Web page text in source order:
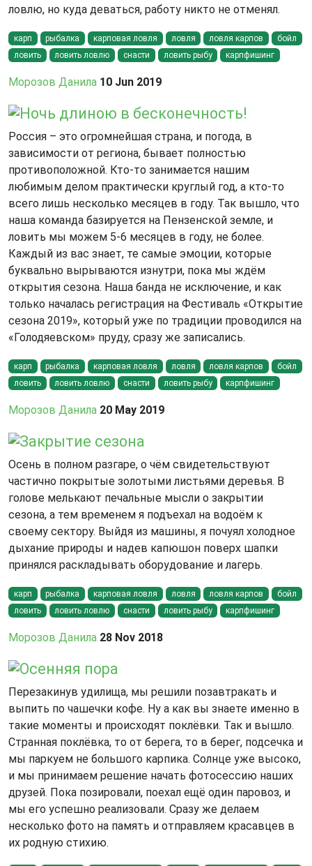
ловлю, но куда деваться, работу никто не отменял.
карп рыбалка карповая ловля ловля ловля карпов
бойл
ловить
ловить ловлю снасти ловить рыбу карпфишинг
Морозов Данила 10 Jun 2019
Ночь длиною в бесконечность!
Россия – это огромнейшая страна, и погода, в
зависимости от региона, бывает полностью
противоположной. Кто-то занимается нашим
любимым делом практически круглый год, а кто-то
всего лишь несколько месяцев в году. Так вышло, что
наша команда базируется на Пензенской земле, и
ловить мы можем 5-6 месяцев в году, не более.
Каждый из вас знает, те самые эмоции, которые
буквально вырываются изнутри, пока мы ждём
открытия сезона. Наша банда не исключение, и как
только началась регистрация на Фестиваль «Открытие
сезона 2019», который уже по традиции проводился на
«Голодяевском» пруду, сразу же записались.
карп рыбалка карповая ловля ловля ловля карпов
бойл
ловить
ловить ловлю снасти ловить рыбу карпфишинг
Морозов Данила 20 May 2019
Закрытие сезона
Осень в полном разгаре, о чём свидетельствуют
частично покрытые золотыми листьями деревья. В
голове мелькают печальные мысли о закрытии
сезона, а тем временем я подъехал на водоём к
своему сектору. Выйдя из машины, я почуял холодное
дыхание природы и надев капюшон поверх шапки
принялся раскладывать оборудование и лагерь.
карп рыбалка карповая ловля ловля ловля карпов
бойл
ловить
ловить ловлю снасти ловить рыбу карпфишинг
Морозов Данила 28 Nov 2018
Осенняя пора
Перезакинув удилища, мы решили позавтракать и
выпить по чашечки кофе. Ну а как вы знаете именно в
такие моменты и происходят поклёвки. Так и вышло.
Странная поклёвка, то от берега, то в берег, подсечка и
мы паркуем не большого карпика. Солнце уже высоко,
и мы принимаем решение начать фотосессию наших
друзей. Пока позировали, поехал ещё один паровоз, и
мы его успешно реализовали. Сразу же делаем
несколько фото на память и отправляем красавцев в
их родную стихию.